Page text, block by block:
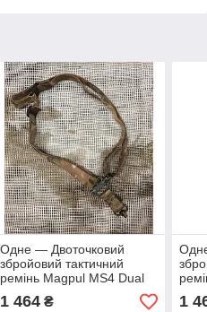
Одне — Двоточковий
збройовий тактичний
ремінь Magpul MS4 Dual
QD Sling мультикам.
1 464₴ 1